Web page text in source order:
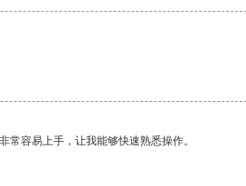
常容易上手，让我能够快速熟悉操作。